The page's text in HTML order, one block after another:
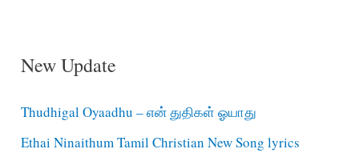
New Update
Thudhigal Oyaadhu – என் துதிகள் ஓயாது
Ethai Ninaithum Tamil Christian New Song lyrics